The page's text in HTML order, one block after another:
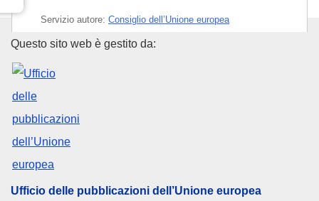
Servizio autore: Consiglio dell’Unione europea
IMMC : ST 7273 2025 INIT
Ufficio delle pubblicazioni
Questo sito web è gestito da:
Ufficio delle pubblicazioni dell’Unione europea